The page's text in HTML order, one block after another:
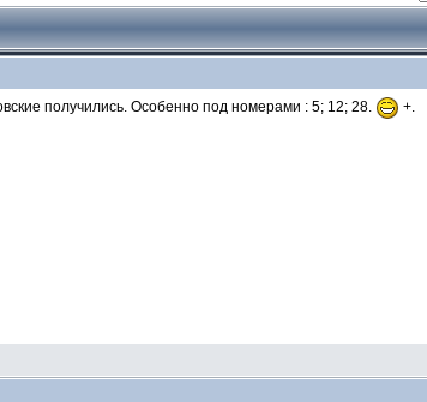
получились. Особенно под номерами : 5; 12; 28. +.